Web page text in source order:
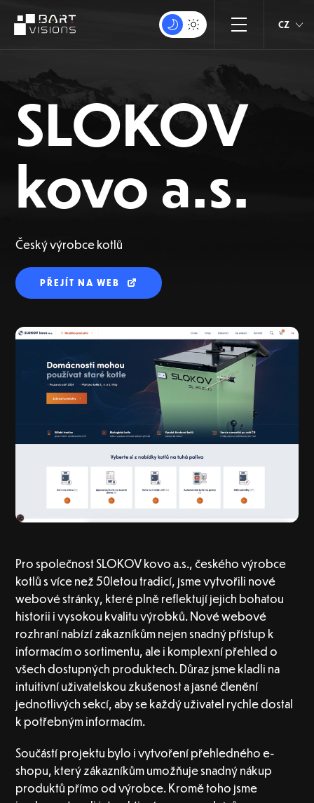
CZ
SLOKOV
kovo a.s.
Český výrobce kotlů
PŘEJÍT NA WEB
Pro společnost SLOKOV kovo a.s., českého výrobce
kotlů s více než 50letou tradicí, jsme vytvořili nové
webové stránky, které plně reflektují jejich bohatou
historii i vysokou kvalitu výrobků. Nové webové
rozhraní nabízí zákazníkům nejen snadný přístup k
informacím o sortimentu, ale i komplexní přehled o
všech dostupných produktech. Důraz jsme kladli na
intuitivní uživatelskou zkušenost a jasné členění
jednotlivých sekcí, aby se každý uživatel rychle dostal
k potřebným informacím.
Součástí projektu bylo i vytvoření přehledného e-
shopu, který zákazníkům umožňuje snadný nákup
produktů přímo od výrobce. Kromě toho jsme